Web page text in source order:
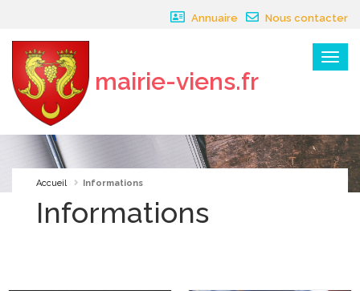
Annuaire Nous contacter
Menu
mairie-viens.fr
×
Accueil Informations
Informations
Panneau de gestion des cookies